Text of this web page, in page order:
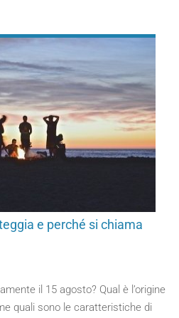
e perché si chiama
il 15 agosto? Qual è l’origine
quali sono le caratteristiche di